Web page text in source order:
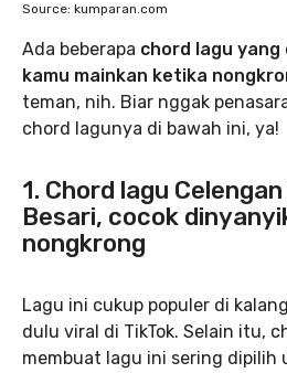
Source: kumparan.com
Ada beberapa chord lagu
kamu mainkan ketika
teman, nih. Biar nggak
chord lagunya di bawah ini, ya!
1. Chord lagu
Besari, cocok
nongkrong
Lagu ini cukup populer di
dulu viral di TikTok. Selain itu,
membuat lagu ini sering dipilih